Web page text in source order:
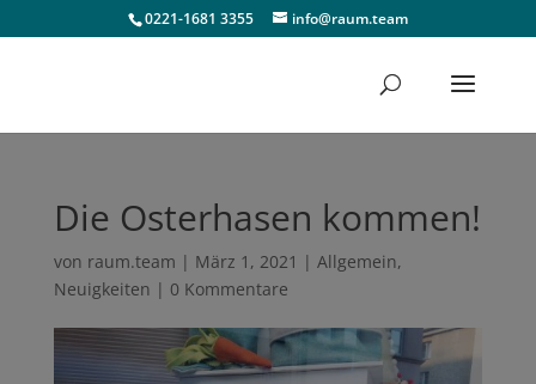
0221-1681 3355 info@raum.team
Die Osterhasen kommen!
von raum.team | März 1, 2021 | Allgemein,
Neuigkeiten | 0 Kommentare